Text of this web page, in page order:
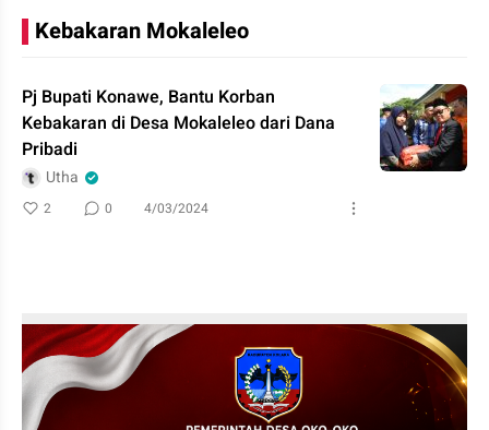
Kebakaran Mokaleleo
Pj Bupati Konawe, Bantu Korban
Kebakaran di Desa Mokaleleo dari Dana
Pribadi
Utha
2 0 4/03/2024